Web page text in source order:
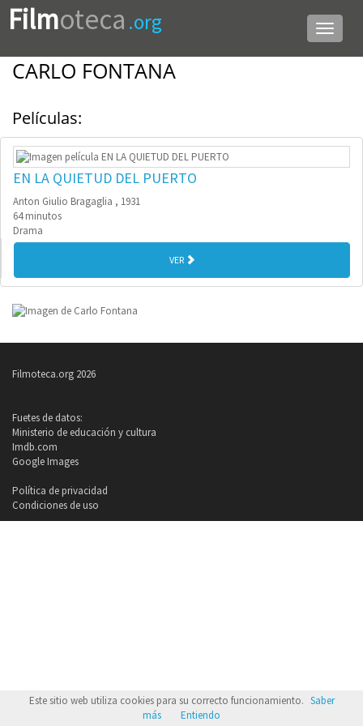
Menú
de
Filmoteca .org
CARLO FONTANA
Películas:
EN LA QUIETUD DEL PUERTO
Anton Giulio Bragaglia , 1931
64 minutos
Drama
VER
Filmoteca.org 2026
Fuetes de datos:
Ministerio de educación y cultura
Imdb.com
Google Images
Política de privacidad
Condiciones de uso
Este sitio web utiliza cookies para su correcto funcionamiento. Saber
más
Entiendo